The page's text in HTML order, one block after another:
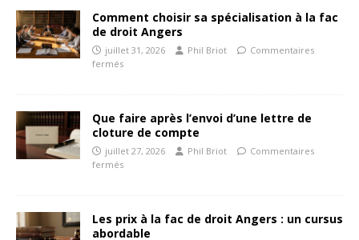
Comment choisir sa spécialisation à la fac
de droit Angers
juillet 31, 2026 Phil Briot
Commentaires
fermés
Que faire après l’envoi d’une lettre de
cloture de compte
juillet 27, 2026 Phil Briot
Commentaires
fermés
Les prix à la fac de droit Angers : un cursus
abordable